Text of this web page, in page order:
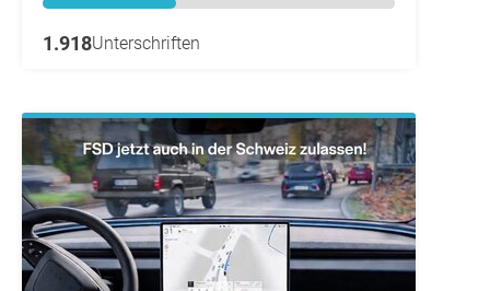
1.918Unterschriften